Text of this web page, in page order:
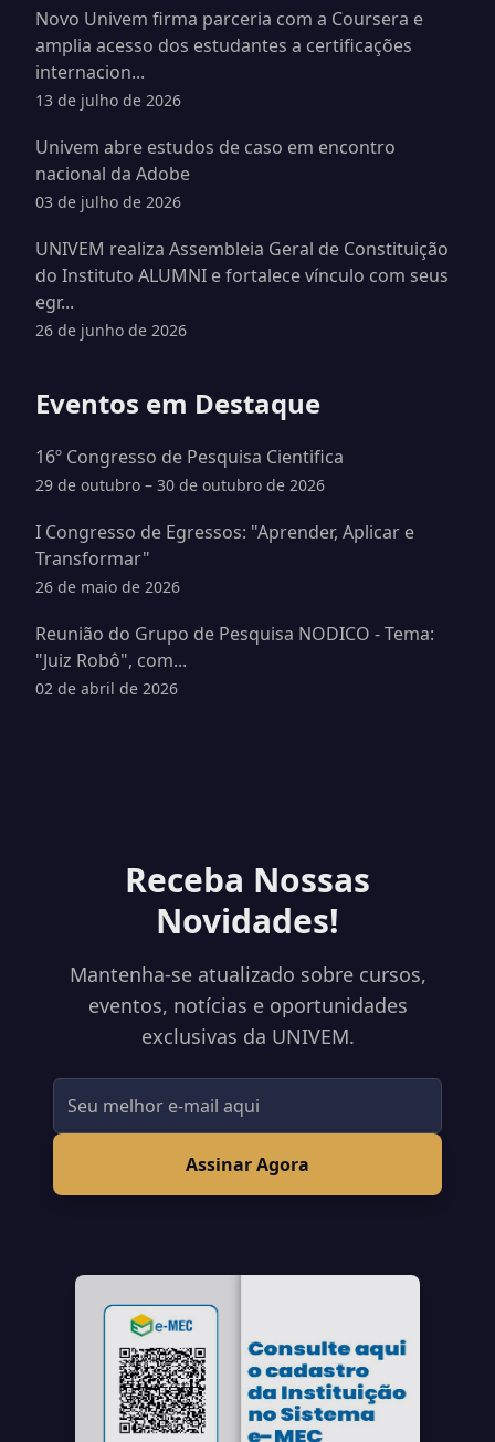
Novo Univem firma parceria com a Coursera e
amplia acesso dos estudantes a certificações
internacion...
13 de julho de 2026
Univem abre estudos de caso em encontro
nacional da Adobe
03 de julho de 2026
UNIVEM realiza Assembleia Geral de Constituição
do Instituto ALUMNI e fortalece vínculo com seus
egr...
26 de junho de 2026
Eventos em Destaque
16º Congresso de Pesquisa Cientifica
29 de outubro – 30 de outubro de 2026
I Congresso de Egressos: "Aprender, Aplicar e
Transformar"
26 de maio de 2026
Reunião do Grupo de Pesquisa NODICO - Tema:
"Juiz Robô", com...
02 de abril de 2026
Receba Nossas
Novidades!
Mantenha-se atualizado sobre cursos,
eventos, notícias e oportunidades
exclusivas da UNIVEM.
Assinar Agora